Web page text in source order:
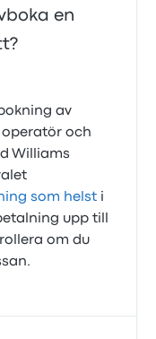
en
av
och
Williams
som helst i
upp till
om du